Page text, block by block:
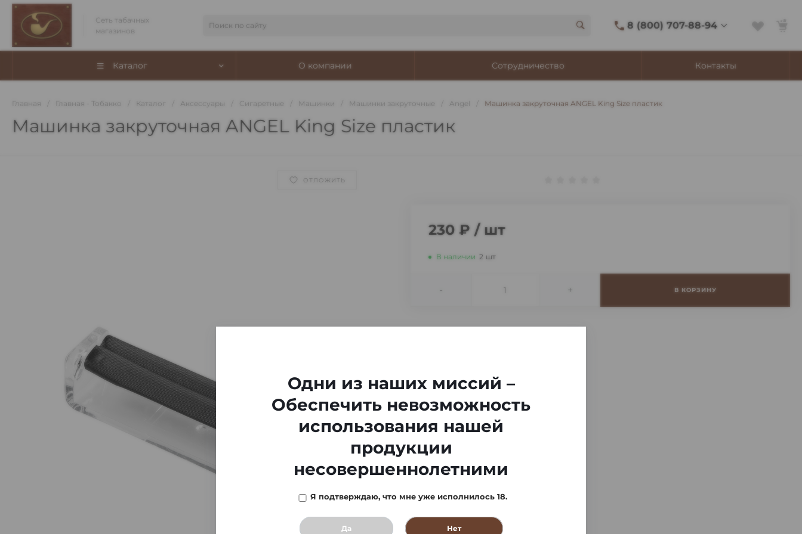
Сеть табачных
магазинов
8 (800) 707-88-94
8 (800) 707-88-94
Адмирала Фокина, 8
Сигаретный лаунж
Каталог О компании Сотрудничество Контакты
Главная Главная - Тобакко Каталог Аксессуары Сигаретные Машинки Машинки закруточные Angel Машинка закруточная ANGEL King Size пластик
Машинка закруточная ANGEL King Size пластик
ОТЛОЖИТЬ
230 ₽ / шт
В наличии 2 шт
- + В КОРЗИНУ
Одни из наших миссий –
Обеспечить невозможность
использования нашей
продукции
несовершеннолетними
Я подтверждаю, что мне уже исполнилось 18.
Да Нет